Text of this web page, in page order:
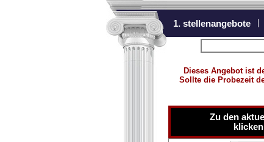
1. stellenangebote
Dieses Angebot ist
Sollte die Probezeit
Zu den